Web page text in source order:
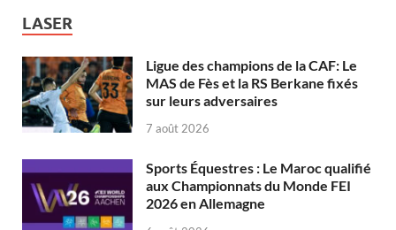
LASER
Ligue des champions de la CAF: Le
MAS de Fès et la RS Berkane fixés
sur leurs adversaires
7 août 2026
Sports Équestres : Le Maroc qualifié
aux Championnats du Monde FEI
2026 en Allemagne